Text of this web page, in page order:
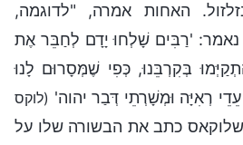
האחות אמרה, "לדוגמה,
נאמר: 'רַבִּים שָׁלְחוּ יָדָם לְחַבֵּר אֶת
בְּקִרְבֵּנוּ, כְּפִי שֶׁמְּסָרוּם לָנוּ
רְאִיָּה וּמְשָׁרְתֵי דְּבַר יהוה' (לוקס
שלוקאס כתב את הבשורה שלו על